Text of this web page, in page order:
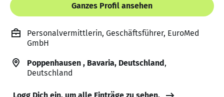
Ganzes Profil ansehen
Personalvermittlerin, Geschäftsführer, EuroMed
GmbH
Poppenhausen , Bavaria, Deutschland,
Deutschland